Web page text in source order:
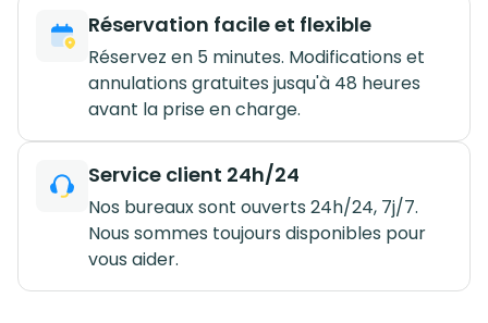
Réservation facile et flexible
Réservez en 5 minutes. Modifications et
annulations gratuites jusqu'à 48 heures
avant la prise en charge.
Service client 24h/24
Nos bureaux sont ouverts 24h/24, 7j/7.
Nous sommes toujours disponibles pour
vous aider.